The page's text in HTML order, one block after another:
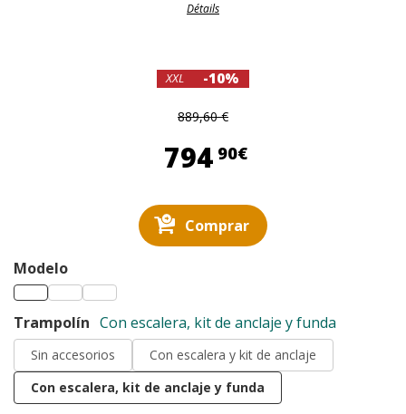
Détails
XXL -10%
889,60 €
794 90€794,90 €
Comprar
Modelo
Trampolín Con escalera, kit de anclaje y funda
Sin accesorios
Con escalera y kit de anclaje
Con escalera, kit de anclaje y funda